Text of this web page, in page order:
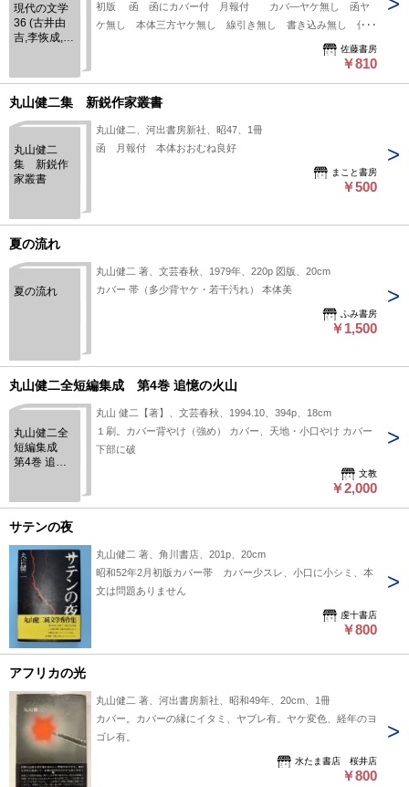
現代の文学
36 (古井由
吉,李恢成,丸
井由吉,李恢
成,丸山健二,
高井有一)
初版 函 函にカバー付 月報付 カバ―ヤケ無し 函ヤ
ケ無し 本体三方ヤケ無し 線引き無し 書き込み無し 保存
佐藤書房
￥810
丸山健二集 新鋭作家叢書
丸山健二
集 新鋭作
家叢書
丸山健二、河出書房新社、昭47、1冊
函 月報付 本体おおむね良好
まこと書房
￥500
夏の流れ
夏の流れ
丸山健二 著、文芸春秋、1979年、220p 図版、20cm
カバー 帯（多少背ヤケ・若干汚れ） 本体美
ふみ書房
￥1,500
丸山健二全短編集成 第4巻 追憶の火山
丸山健二全
短編集成
第4巻 追憶
丸山 健二【著】、文芸春秋、1994.10、394p、18cm
１刷。カバー背やけ（強め） カバー、天地・小口やけ カバー
下部に破
文教
￥2,000
サテンの夜
丸山健二 著、角川書店、201p、20cm
昭和52年2月初版カバー帯 カバー少スレ、小口に小シミ、本
文は問題ありません
虔十書店
￥800
アフリカの光
丸山健二 著、河出書房新社、昭和49年、20cm、1冊
カバー。カバーの縁にイタミ、ヤブレ有。ヤケ変色、経年のヨ
ゴレ有。
水たま書店 桜井店
￥800